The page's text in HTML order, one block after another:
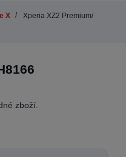
X
Xperia XZ2 Premium/
zboží.